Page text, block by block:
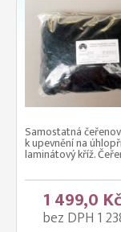
Samostatná
k upevnění na
laminátový kříž.
1 499,0
bez DPH 1